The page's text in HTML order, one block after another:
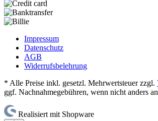
Impressum
Datenschutz
AGB
Widerrufsbelehrung
* Alle Preise inkl. gesetzl. Mehrwertsteuer zzgl.
ggf. Nachnahmegebühren, wenn nicht anders
Realisiert mit Shopware